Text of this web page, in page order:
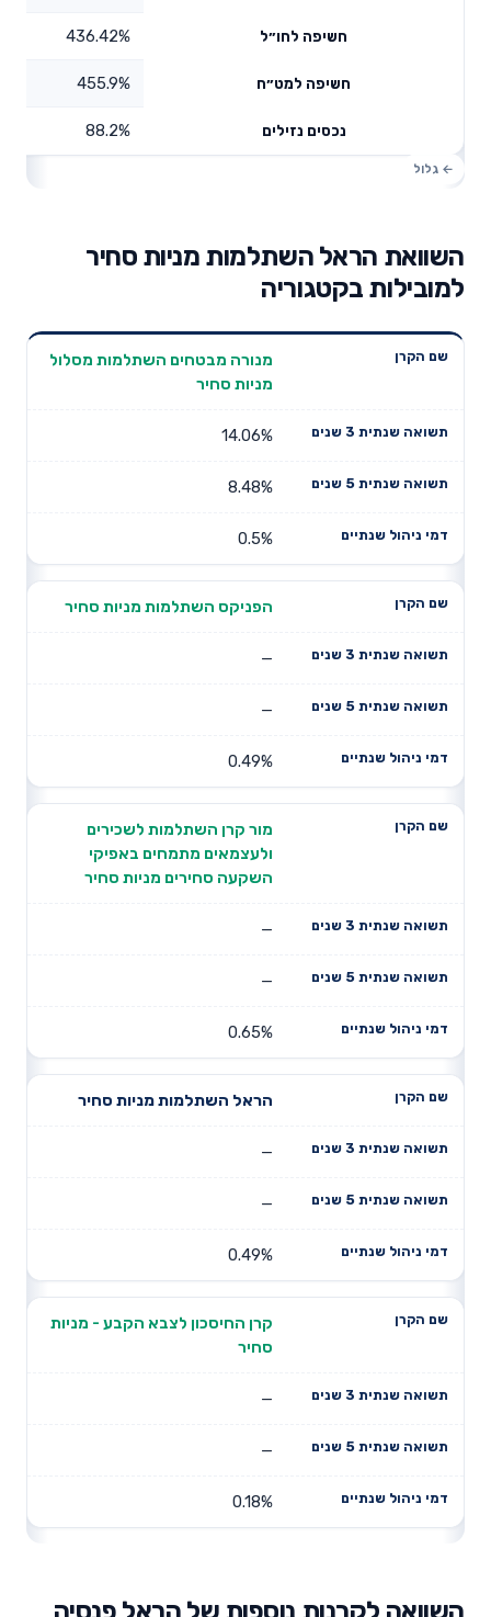
חשיפה לחו״ל 436.42%
חשיפה למט״ח 455.9%
נכסים נזילים 88.2%
השוואת הראל השתלמות מניות סחיר
למובילות בקטגוריה
שנתית 3
תשואה
דמי ניהול
מנורה מבטחים השתלמות מסלול
מניות סחיר
14.06%
8.48%
0.5%
הפניקס השתלמות מניות סחיר
—
—
0.49%
מור קרן השתלמות לשכירים
ולעצמאים מתמחים באפיקי
השקעה סחירים מניות סחיר
—
—
0.65%
הראל השתלמות מניות סחיר
—
—
0.49%
קרן החיסכון לצבא הקבע - מניות
סחיר
—
—
0.18%